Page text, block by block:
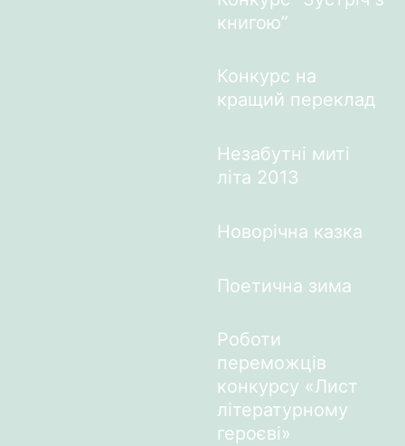
книгою”
Конкурс на
кращий переклад
Незабутні миті
літа 2013
Новорічна казка
Поетична зима
Роботи
переможців
конкурсу «Лист
літературному
героєві»